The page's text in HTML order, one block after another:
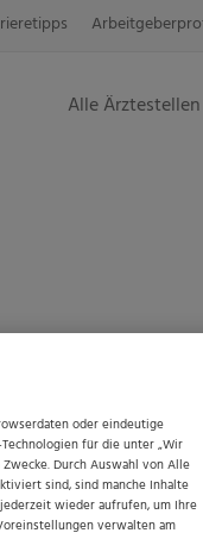
Alle Ärztestellen
Arzt in Weiterbildung
oder eindeutige
für die unter „Wir
Durch Auswahl von Alle
sind, sind manche Inhalte
wieder aufrufen, um Ihre
verwalten am